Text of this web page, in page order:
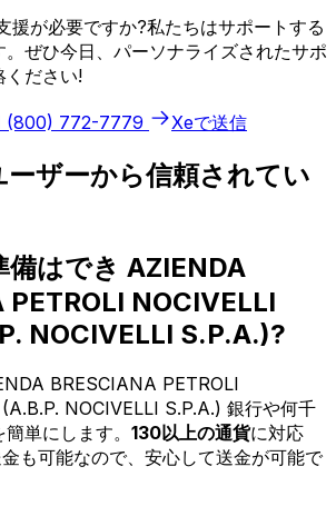
援が必要ですか?私たちはサポートする
ぜひ今日、パーソナライズされたサポ
ください!
(800) 772-7779 Xeで送信
ーザーから信頼されてい
備はでき AZIENDA
PETROLI NOCIVELLI
NOCIVELLI S.P.A.)?
BRESCIANA PETROLI
NOCIVELLI S.P.A.) 銀行や何千
単にします。 130以上の通貨に対応
も可能なので、安心して送金が可能で